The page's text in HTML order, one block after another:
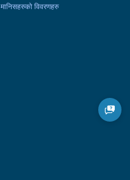
मानिसहरुको विवरणहरु